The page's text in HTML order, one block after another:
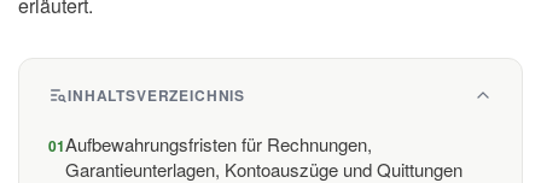
INHALTSVERZEICHNIS
Aufbewahrungsfristen für Rechnungen,
Garantieunterlagen, Kontoauszüge und Quittungen